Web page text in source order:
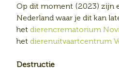
Op dit moment (2023) zijn
Nederland waar je dit kan
het dierencrematorium
het dierenuitvaartcentrum
Destructie